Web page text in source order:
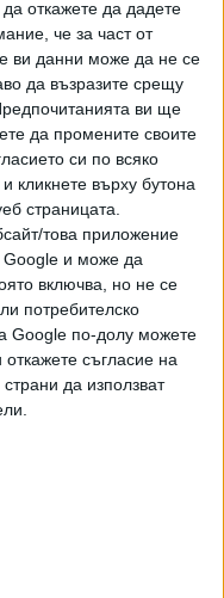
откажете да дадете
че за част от
ви данни може да не се
да възразите срещу
ви ще
да промените своите
си по всяко
кликнете върху бутона
страницата.
това приложение
Google и може да
включва, но не се
потребителско
Google по-долу можете
съгласие на
да използват
за любовта на
днес седмица месец